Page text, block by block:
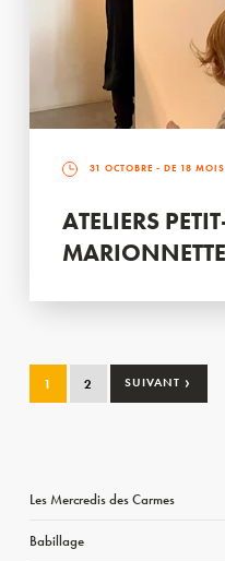
31 OCTOBRE - DE 18
ATELIERS
1 2 SUIVANT ›
Les Mercredis des Carmes
Babillage